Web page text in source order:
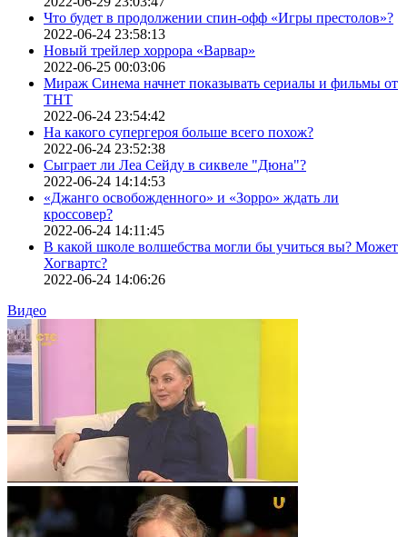
Что будет в продолжении спин-офф «Игры престолов»?
2022-06-24 23:58:13
Новый трейлер хоррора «Варвар»
2022-06-25 00:03:06
Мираж Синема начнет показывать сериалы и фильмы от
ТНТ
2022-06-24 23:54:42
На какого супергероя больше всего похож?
2022-06-24 23:52:38
Сыграет ли Леа Сейду в сиквеле "Дюна"?
2022-06-24 14:14:53
«Джанго освобожденного» и «Зорро» ждать ли
кроссовер?
2022-06-24 14:11:45
В какой школе волшебства могли бы учиться вы? Может
Хогвартс?
2022-06-24 14:06:26
Видео